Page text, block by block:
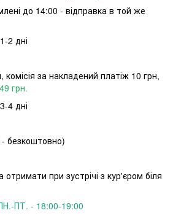
до 14:00 - відправка в той же
2 дні
комісія за накладений платіж 10 грн,
грн.
4 дні
- безкоштовно)
при зустрічі з кур'єром біля
ПТ. - 18:00-19:00